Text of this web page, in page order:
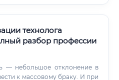
технолога
разбор профессии
— небольшое отклонение в
к массовому браку. И при